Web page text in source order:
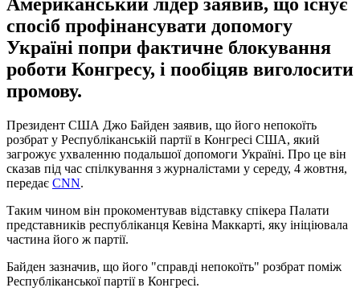
спосіб профінансувати допомогу
Україні попри фактичне блокування
роботи Конгресу, і пообіцяв виголосити
промову.
Президент США Джо Байден заявив, що його непокоїть
розбрат у Республіканській партії в Конгресі США, який
загрожує ухваленню подальшої допомоги Україні. Про це він
сказав під час спілкування з журналістами у середу, 4 жовтня,
передає CNN.
Таким чином він прокоментував відставку спікера Палати
представників республіканця Кевіна Маккарті, яку ініціювала
частина його ж партії.
Байден зазначив, що його "справді непокоїть" розбрат поміж
Республіканської партії в Конгресі.